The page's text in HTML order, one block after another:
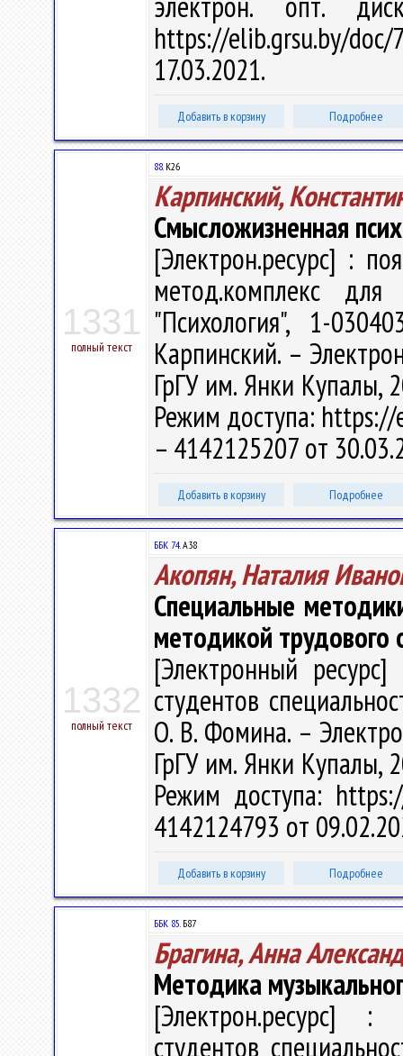
https://elib.grsu.by/
17.03.2021.
Добавить в корзину Подробнее
1331
полный текст
88.К26
Карпинский,
Смысложизненная
[Электрон.ресурс] :
метод.комплекс для
"Психология", 1-
Карпинский. –
ГрГУ им. Янки Купалы,
Режим доступа:
– 4142125207 от
Добавить в корзину Подробнее
1332
полный текст
ББК 74.А38
Акопян, Наталия
Специальные
методикой трудового
[Электронный
студентов
О. В. Фомина. –
ГрГУ им. Янки Купалы,
Режим доступа:
4142124793 от
Добавить в корзину Подробнее
ББК 85.Б87
Брагина, Анна
Методика
[Электрон.ресурс] :
студентов